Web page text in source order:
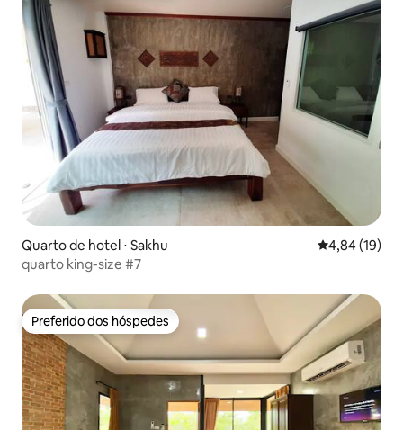
Quarto de hotel ⋅ Sakhu 4,84 de uma
4,84 (19)
quarto king-size #7
Preferido dos hóspedes
Preferido dos hóspedes